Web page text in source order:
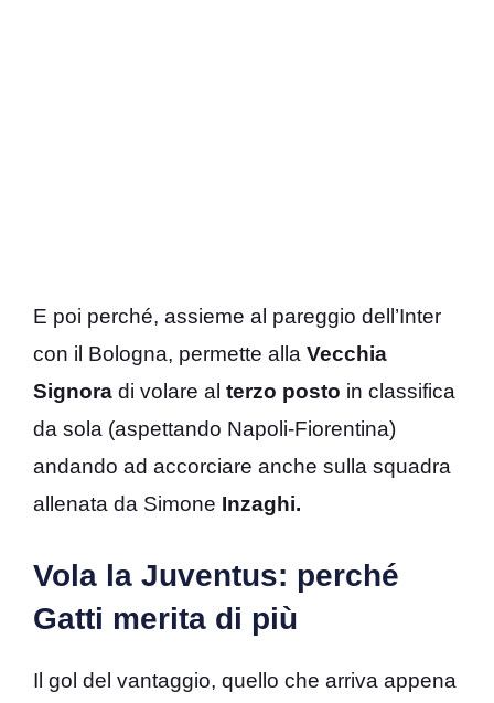
E poi perché, assieme al pareggio dell’Inter
con il Bologna, permette alla Vecchia
Signora di volare al terzo posto in classifica
da sola (aspettando Napoli-Fiorentina)
andando ad accorciare anche sulla squadra
allenata da Simone Inzaghi.
Vola la Juventus: perché
Gatti merita di più
Il gol del vantaggio, quello che arriva appena